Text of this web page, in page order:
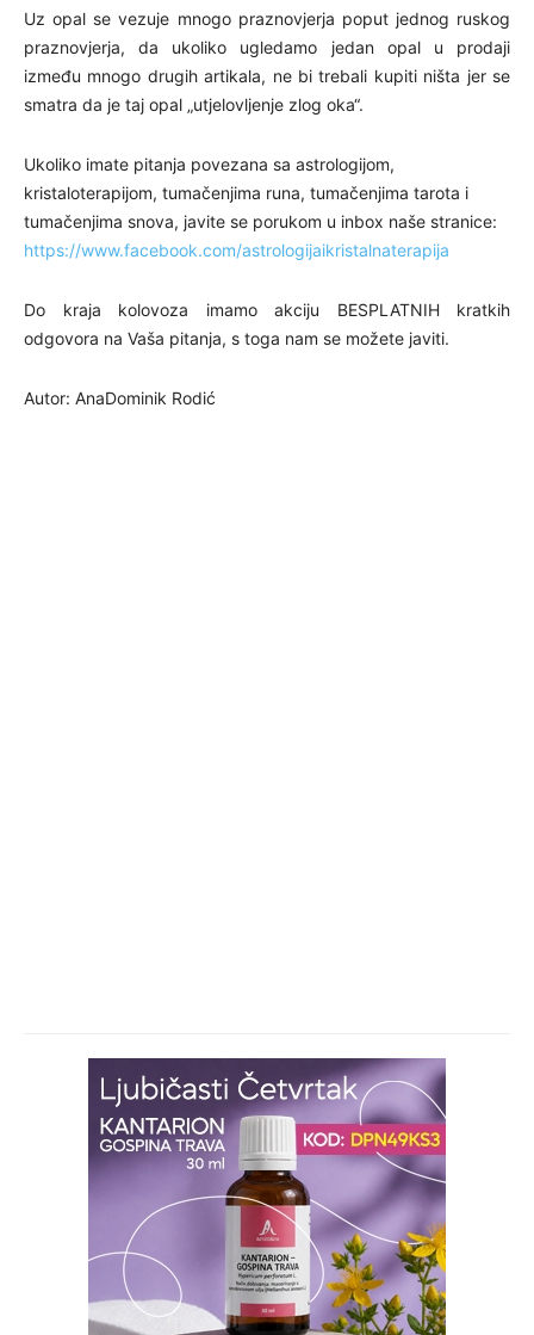
Uz opal se vezuje mnogo praznovjerja poput jednog ruskog
praznovjerja, da ukoliko ugledamo jedan opal u prodaji
između mnogo drugih artikala, ne bi trebali kupiti ništa jer se
smatra da je taj opal „utjelovljenje zlog oka“.
Ukoliko imate pitanja povezana sa astrologijom,
kristaloterapijom, tumačenjima runa, tumačenjima tarota i
tumačenjima snova, javite se porukom u inbox naše stranice:
https://www.facebook.com/astrologijaikristalnaterapija
Do kraja kolovoza imamo akciju BESPLATNIH kratkih
odgovora na Vaša pitanja, s toga nam se možete javiti.
Autor: AnaDominik Rodić